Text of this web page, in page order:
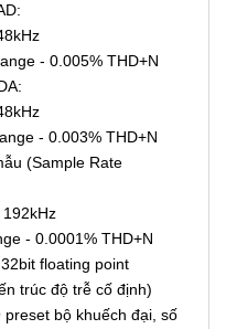
- 0.005% THD+N
- 0.003% THD+N
(Sample Rate
- 0.0001% THD+N
floating point
trúc độ trễ cố định)
bộ khuếch đại, số